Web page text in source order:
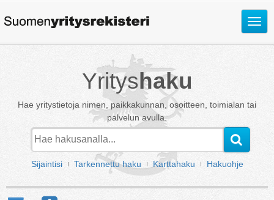
Avaa
Yrityshaku
Hae yritystietoja nimen, paikkakunnan, osoitteen, toimialan tai
palvelun avulla.
Sijaintisi Tarkennettu haku Karttahaku Hakuohje